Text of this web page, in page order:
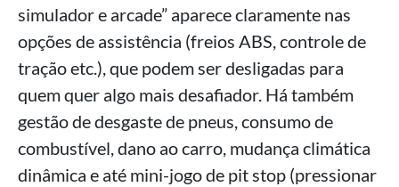
simulador e arcade” aparece claramente nas
opções de assistência (freios ABS, controle de
tração etc.), que podem ser desligadas para
quem quer algo mais desafiador. Há também
gestão de desgaste de pneus, consumo de
combustível, dano ao carro, mudança climática
dinâmica e até mini-jogo de pit stop (pressionar